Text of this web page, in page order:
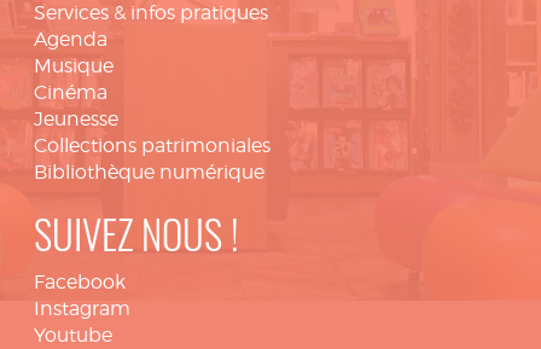
Services & infos pratiques
Agenda
Musique
Cinéma
Jeunesse
Collections patrimoniales
Bibliothèque numérique
SUIVEZ NOUS !
Facebook
Instagram
Youtube